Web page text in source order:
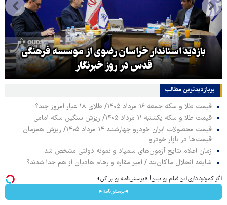
بازدید استاندار خراسان رضوی از موسسه فرهنگی
قدس در روز خبرنگار
پربازدیدترین‌ مطالب
قیمت طلا و سکه جمعه ۱۶ مرداد ۱۴۰۵/ طلای ۱۸ عیار امروز چند؟
قیمت طلا و سکه یکشنبه ۱۱ مرداد ۱۴۰۵/ ریزش سنگین سکه امامی
قیمت محصولات ایران خودرو چهارشنبه ۱۴ مرداد ۱۴۰۵/ ریزش همزمان
قیمت‌ها در بازار خودرو
زمان اعلام نتایج آزمون‌های سمپاد و نمونه دولتی مشخص شد
شایعه انحلال ماکان‌بند / امیر مقاره و رهام هادیان از هم جدا شدند؟
اگر کمردرد داری این فیلم رو ببین! ◗پرسش‌نامه رو پر کن◖
◂پرسش‌نامه▸